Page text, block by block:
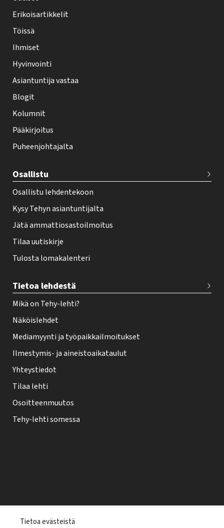
y
-
e
h
t
i
f
o
t
r
Erikoisartikkelit
Töissä
Ihmiset
Hyvinvointi
Asiantuntija vastaa
Blogit
Kolumnit
Pääkirjoitus
Puheenjohtajalta
Osallistu
Osallistu lehdentekoon
Kysy Tehyn asiantuntijalta
Jätä ammattiosastoilmoitus
Tilaa uutiskirje
Tulosta lomakalenteri
Tietoa lehdestä
Mikä on Tehy-lehti?
Näköislehdet
Mediamyynti ja työpaikkailmoitukset
Ilmestymis- ja aineistoaikataulut
Yhteystiedot
Tilaa lehti
Osoitteenmuutos
Tehy-lehti somessa
Tietoa evästeistä